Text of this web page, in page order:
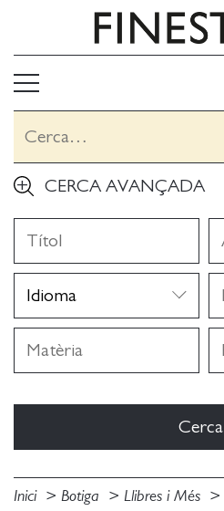
CERCA AVANÇADA
Inici Botiga Llibres i Més